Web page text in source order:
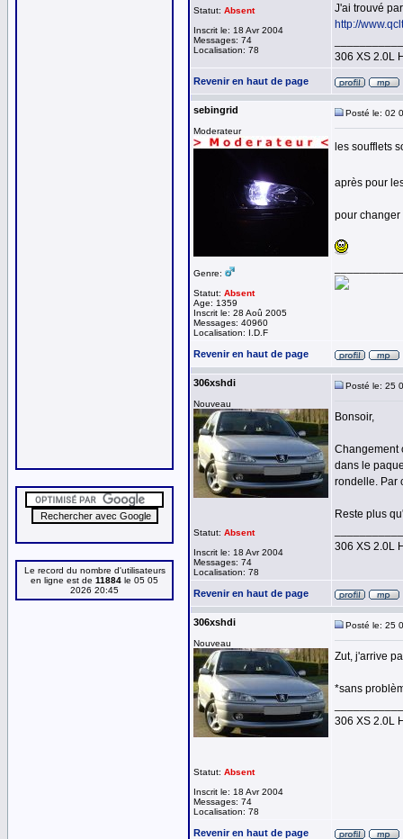
Le record du nombre d'utilisateurs
en ligne est de 11884 le 05 05
2026 20:45
Statut: Absent
Inscrit le: 18 Avr 2004
Messages: 74
Localisation: 78
J'ai trouvé
http://
306 XS 2.0L
Revenir en haut de page
sebingrid
Moderateur
Genre:
Statut: Absent
Age: 1359
Inscrit le: 28 Aoû 2005
Messages: 40960
Localisation: I.D.F
Posté le: 02
les soufflets
après pour
pour changer
Revenir en haut de page
306xshdi
Nouveau
Statut: Absent
Inscrit le: 18 Avr 2004
Messages: 74
Localisation: 78
Posté le: 25
Bonsoir,
Changement
dans le
rondelle. Par
Reste plus
306 XS 2.0L
Revenir en haut de page
306xshdi
Nouveau
Statut: Absent
Inscrit le: 18 Avr 2004
Messages: 74
Localisation: 78
Posté le: 25
Zut, j'arrive
*sans
306 XS 2.0L
Revenir en haut de page